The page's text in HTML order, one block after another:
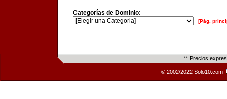
Categorías de Dominio:
[Pág.
** Precios
© 2002/2022 Solo10.com